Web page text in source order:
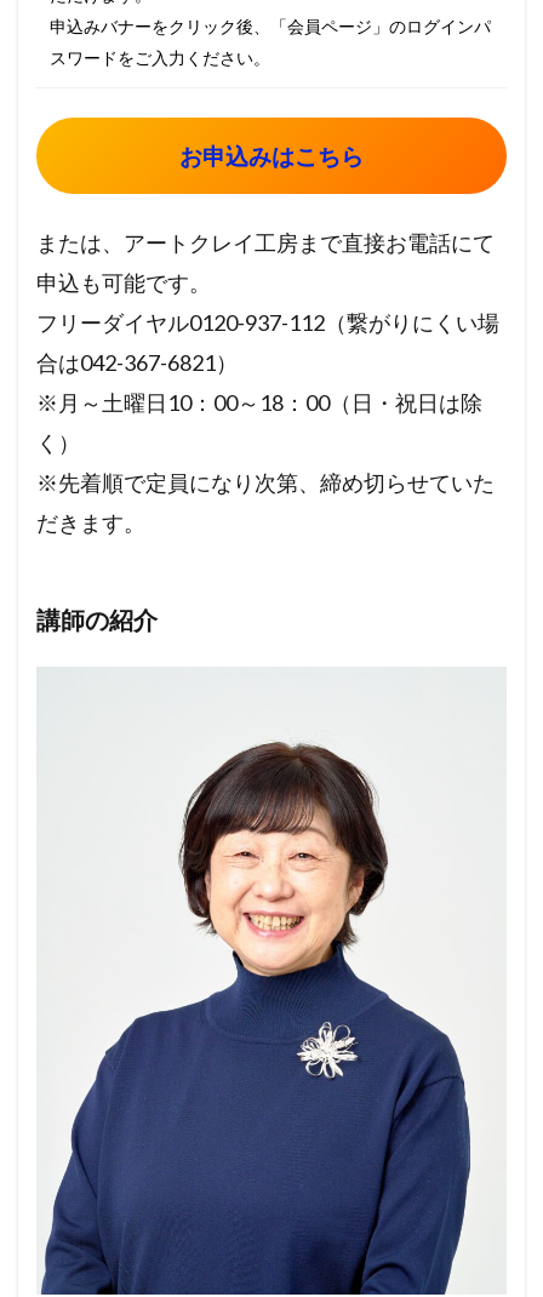
申込みバナーをクリック後、「会員ページ」のログインパ
スワードをご入力ください。
お申込みはこちら
または、アートクレイ工房まで直接お電話にて
申込も可能です。
フリーダイヤル0120-937-112（繋がりにくい場
合は042-367-6821）
※月～土曜日10：00～18：00（日・祝日は除
く）
※先着順で定員になり次第、締め切らせていた
だきます。
講師の紹介